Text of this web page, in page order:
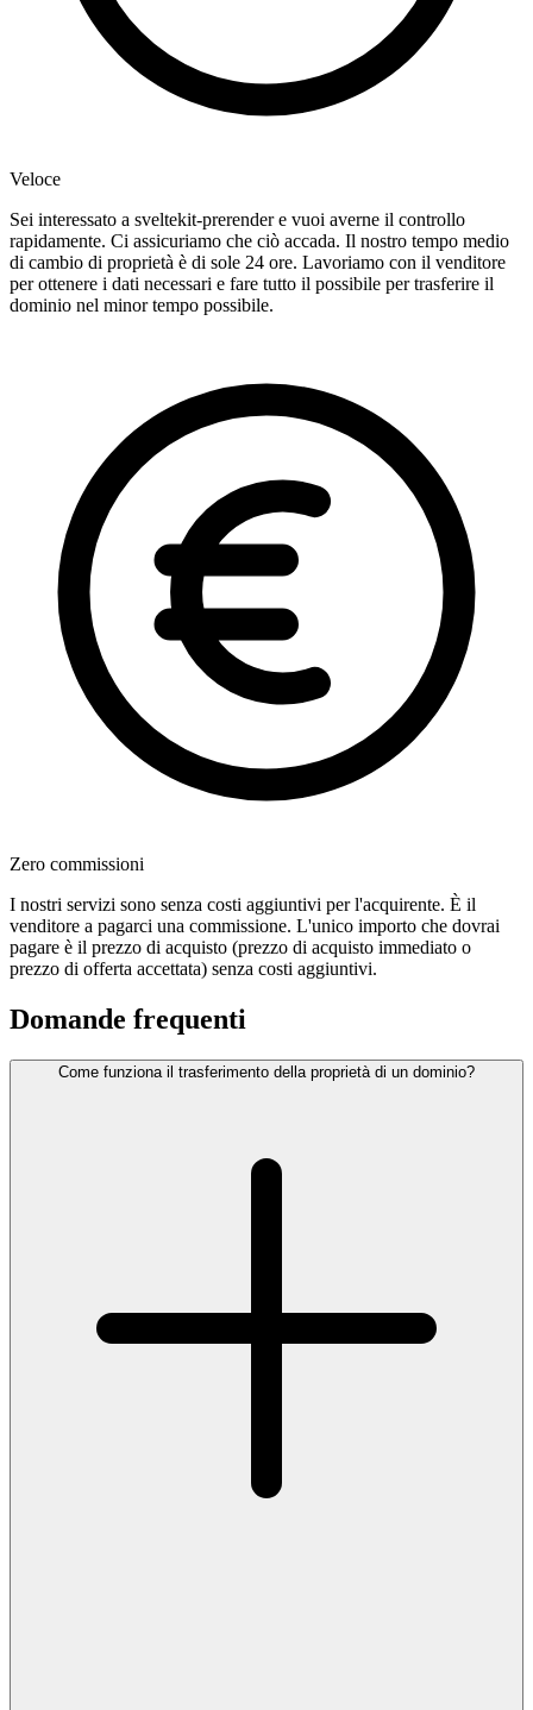
Veloce
Sei interessato a sveltekit-prerender e vuoi averne il controllo
rapidamente. Ci assicuriamo che ciò accada. Il nostro tempo medio
di cambio di proprietà è di sole 24 ore. Lavoriamo con il venditore
per ottenere i dati necessari e fare tutto il possibile per trasferire il
dominio nel minor tempo possibile.
Zero commissioni
I nostri servizi sono senza costi aggiuntivi per l'acquirente. È il
venditore a pagarci una commissione. L'unico importo che dovrai
pagare è il prezzo di acquisto (prezzo di acquisto immediato o
prezzo di offerta accettata) senza costi aggiuntivi.
Domande frequenti
Come funziona il trasferimento della proprietà di un dominio?